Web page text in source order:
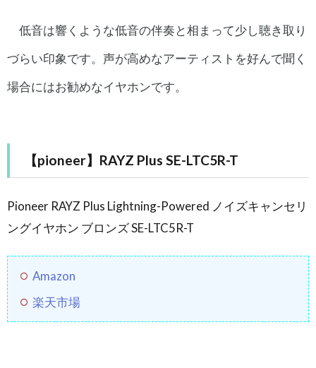
低音は響くような低音の伴奏と相まって少し聴き取り
づらい印象です。声が高めなアーティストを好んで聞く
場合にはお勧めなイヤホンです。
【pioneer】RAYZ Plus SE-LTC5R-T
Pioneer RAYZ Plus Lightning-Powered ノイズキャンセリ
ングイヤホン ブロンズ SE-LTC5R-T
Amazon
楽天市場